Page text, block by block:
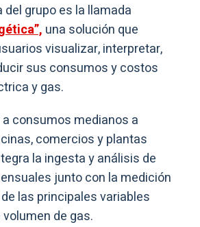
del grupo es la llamada
una solución que
visualizar, interpretar,
sus consumos y costos
y gas.
consumos medianos a
comercios y plantas
la ingesta y análisis de
junto con la medición
las principales variables
de gas.